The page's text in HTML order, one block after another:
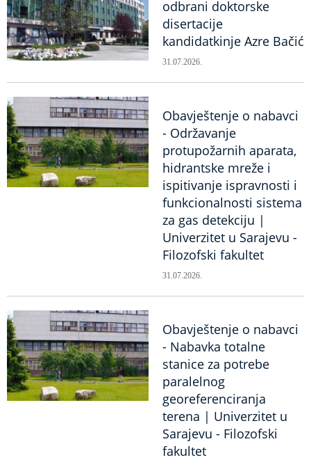
odbrani doktorske
disertacije
kandidatkinje Azre Bačić
31.07.2026.
Obavještenje o nabavci
- Održavanje
protupožarnih aparata,
hidrantske mreže i
ispitivanje ispravnosti i
funkcionalnosti sistema
za gas detekciju |
Univerzitet u Sarajevu -
Filozofski fakultet
31.07.2026.
Obavještenje o nabavci
- Nabavka totalne
stanice za potrebe
paralelnog
georeferenciranja
terena | Univerzitet u
Sarajevu - Filozofski
fakultet